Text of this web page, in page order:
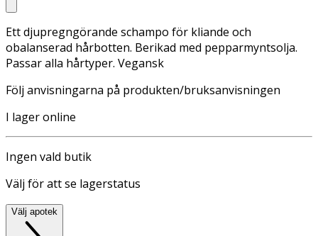
Ett djupregngörande schampo för kliande och
obalanserad hårbotten. Berikad med pepparmyntsolja.
Passar alla hårtyper. Vegansk
Följ anvisningarna på produkten/bruksanvisningen
I lager online
Ingen vald butik
Välj för att se lagerstatus
Välj apotek